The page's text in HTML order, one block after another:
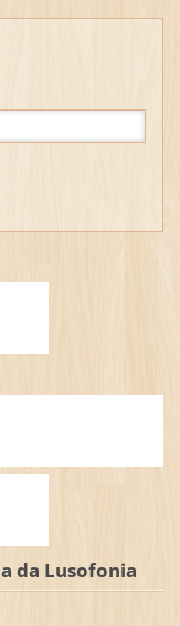
da Lusofonia